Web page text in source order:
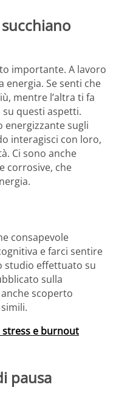
importante. A lavoro
energia. Se senti che
mentre l’altra ti fa
questi aspetti.
energizzante sugli
interagisci con loro,
Ci sono anche
corrosive, che
consapevole
e farci sentire
studio effettuato su
sulla
scoperto
e burnout
pausa